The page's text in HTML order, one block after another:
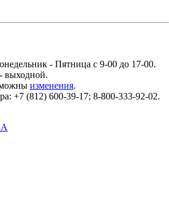
- Пятница с 9-00 до 17-00.
выходной.
изменения.
+7 (812) 600-39-17; 8-800-333-92-02.